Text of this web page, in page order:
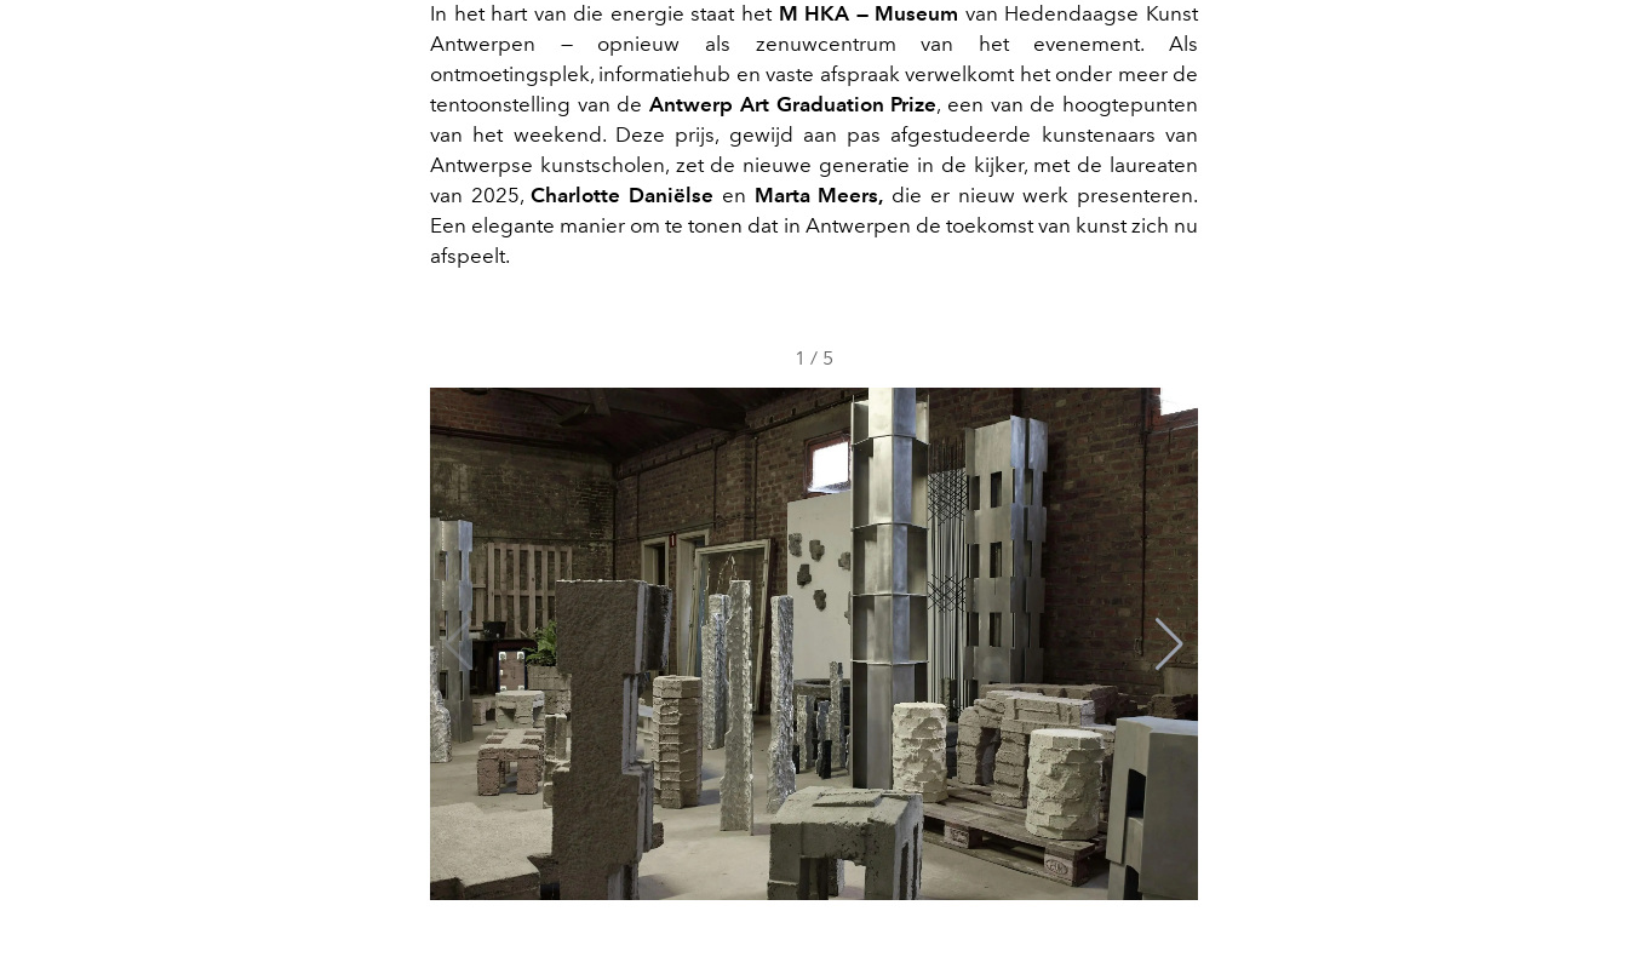
In het hart van die energie staat het M HKA — Museum van Hedendaagse Kunst
Antwerpen — opnieuw als zenuwcentrum van het evenement. Als
ontmoetingsplek, informatiehub en vaste afspraak verwelkomt het onder meer de
tentoonstelling van deAntwerp Art Graduation Prize, een van de hoogtepunten
van het weekend. Deze prijs, gewijd aan pas afgestudeerde kunstenaars van
Antwerpse kunstscholen, zet de nieuwe generatie in de kijker, met de laureaten
van 2025,Charlotte Daniëlse en Marta Meers, die er nieuw werk presenteren.
Een elegante manier om te tonen dat in Antwerpen de toekomst van kunst zich nu
afspeelt.
1 / 5